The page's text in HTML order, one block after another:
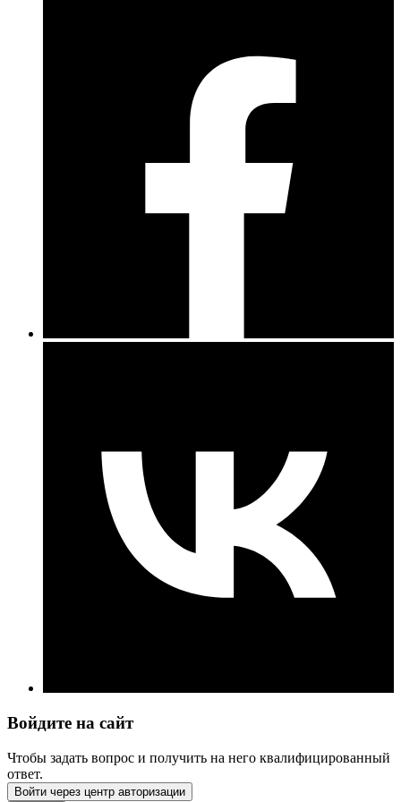
Войдите на сайт
Чтобы задать вопрос и получить на него квалифицированный
ответ.
Войти через центр авторизации